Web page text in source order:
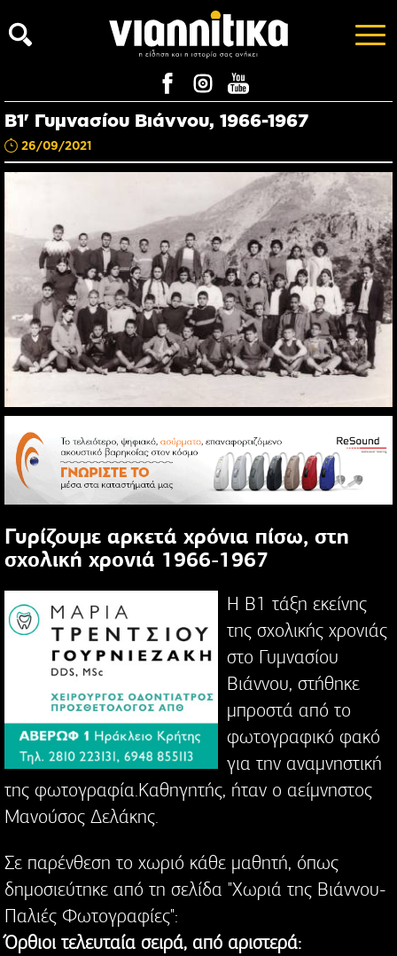
Β1' Γυμνασίου Βιάννου, 1966-1967
26/09/2021
Γυρίζουμε αρκετά χρόνια πίσω, στη
σχολική χρονιά 1966-1967
Η Β1 τάξη εκείνης
της σχολικής χρονιάς
στο Γυμνασίου
Βιάννου, στήθηκε
μπροστά από το
φωτογραφικό φακό
για την αναμνηστική
της φωτογραφία.Καθηγητής, ήταν ο αείμνηστος
Μανούσος Δελάκης.
Σε παρένθεση το χωριό κάθε μαθητή, όπως
δημοσιεύτηκε από τη σελίδα "Χωριά της Βιάννου-
Παλιές Φωτογραφίες":
Όρθιοι τελευταία σειρά, από αριστερά: